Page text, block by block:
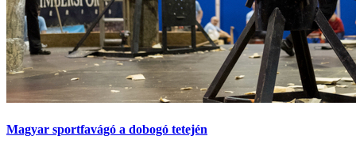
Magyar sportfavágó a dobogó tetején